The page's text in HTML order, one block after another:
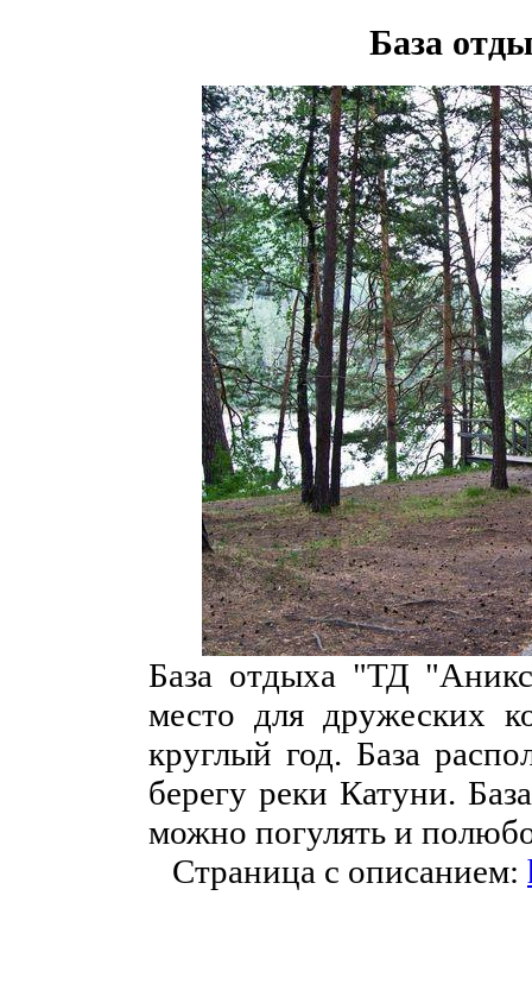
База
База отдыха "ТД
место для дружеских
круглый год. База
берегу реки Катуни.
можно погулять и
Страница с описанием: